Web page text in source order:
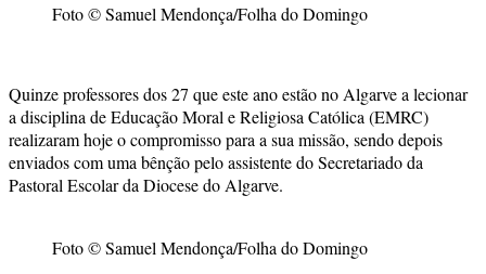
Foto © Samuel Mendonça/Folha do Domingo
Quinze professores dos 27 que este ano estão no Algarve a lecionar
a disciplina de Educação Moral e Religiosa Católica (EMRC)
realizaram hoje o compromisso para a sua missão, sendo depois
enviados com uma bênção pelo assistente do Secretariado da
Pastoral Escolar da Diocese do Algarve.
Foto © Samuel Mendonça/Folha do Domingo